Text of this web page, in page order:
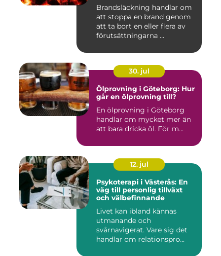
Brandsläckning handlar om
att stoppa en brand genom
att ta bort en eller flera av
förutsättningarna ...
30. jul
Ölprovning i Göteborg: Hur
går en ölprovning till?
En ölprovning i Göteborg
handlar om mycket mer än
att bara dricka öl. För m...
12. jul
Psykoterapi i Västerås: En
väg till personlig tillväxt
och välbefinnande
Livet kan ibland kännas
utmanande och
svårnavigerat. Vare sig det
handlar om relationspro...